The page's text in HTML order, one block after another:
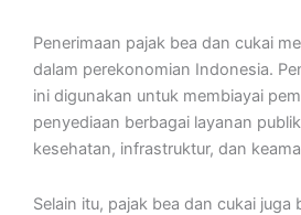
Penerimaan pajak bea dan cukai
dalam perekonomian Indonesia.
ini digunakan untuk membiayai
penyediaan berbagai layanan
kesehatan, infrastruktur, dan
Selain itu, pajak bea dan cukai juga